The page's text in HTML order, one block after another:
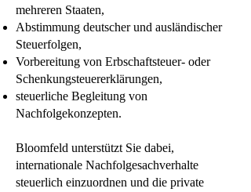
mehreren Staaten,
Abstimmung deutscher und ausländischer
Steuerfolgen,
Vorbereitung von Erbschaftsteuer- oder
Schenkungsteuererklärungen,
steuerliche Begleitung von
Nachfolgekonzepten.
Bloomfeld unterstützt Sie dabei,
internationale Nachfolgesachverhalte
steuerlich einzuordnen und die private